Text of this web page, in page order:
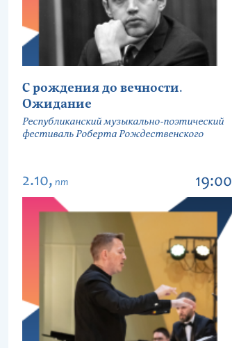
С рождения до вечности.
Ожидание
Республиканский музыкально-поэтический
фестиваль Роберта Рождественского
2.10, пт 19:00